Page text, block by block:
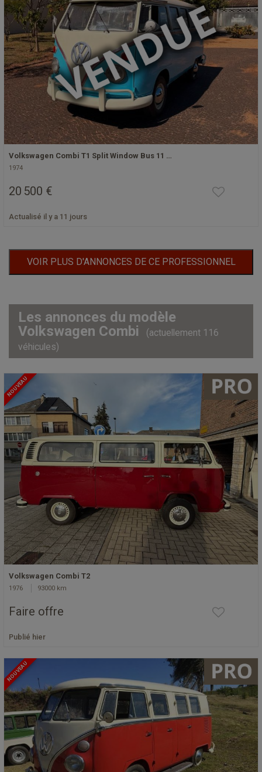
Volkswagen Combi T1 Split Window Bus 11 …
1974
20 500 €
Actualisé il y a 11 jours
VOIR PLUS D'ANNONCES DE CE PROFESSIONNEL
Les annonces du modèle
Volkswagen Combi
(actuellement 116
véhicules)
NOUVEAU
Volkswagen Combi T2
1976 93000 km
Faire offre
Publié hier
NOUVEAU